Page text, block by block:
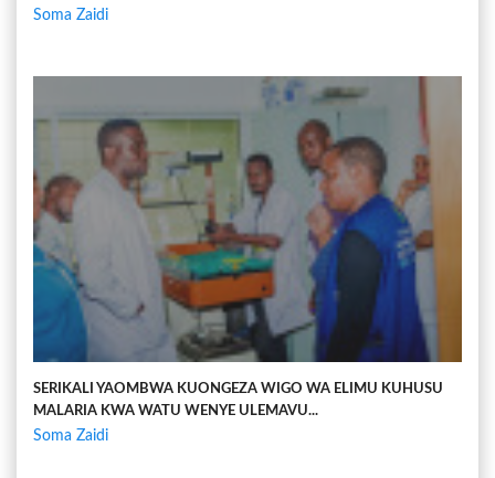
Soma Zaidi
SERIKALI YAOMBWA KUONGEZA WIGO WA ELIMU KUHUSU
MALARIA KWA WATU WENYE ULEMAVU...
Soma Zaidi